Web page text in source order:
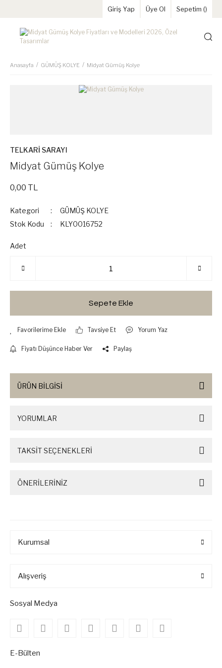
Giriş Yap Üye Ol Sepetim ()
Anasayfa GÜMÜŞ KOLYE Midyat Gümüş Kolye
TELKARİ SARAYI
Midyat Gümüş Kolye
0,00 TL
Kategori
GÜMÜŞ KOLYE
Stok Kodu
KLY0016752
Adet
Sepete Ekle
Tavsiye Et Yorum Yaz
Fiyatı Düşünce Haber Ver Paylaş
ÜRÜN BİLGİSİ
YORUMLAR
TAKSİT SEÇENEKLERİ
ÖNERİLERİNİZ
Kurumsal
Alışveriş
Sosyal Medya
E-Bülten